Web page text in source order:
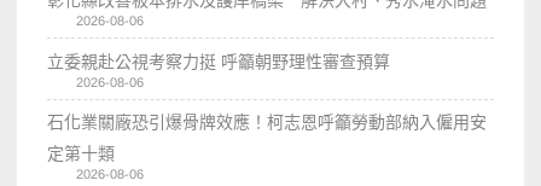
2026-08-06
立委親赴公視考察力挺 呼籲朝野理性審查預算
2026-08-06
石化業關廠恐引爆骨牌效應！柯志恩呼籲勞動部納入僱用安
定第十類
2026-08-06